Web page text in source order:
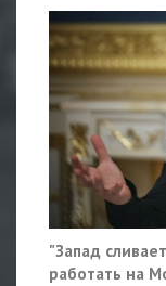
"Запад
работать на